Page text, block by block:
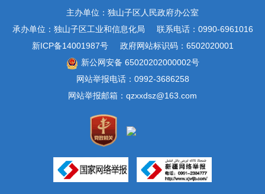
主办单位：独山子区人民政府办公室
承办单位：独山子区工业和信息化局
联系电话：0990-6961016
新ICP备14001987号
政府网站标识码：6502020001
新公网安备 65020202000002号
网站举报电话：0992-3686258
网站举报邮箱：qzxxdsz@163.com